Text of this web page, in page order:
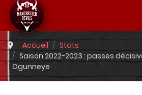
Accueil
Stats
Saison 2022-2023 : passes
Ogunneye